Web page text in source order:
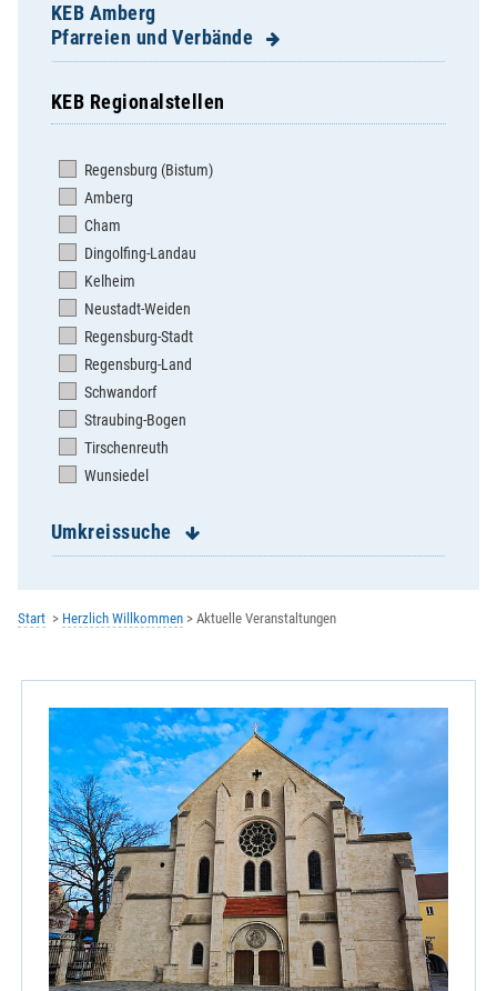
KEB Amberg
Pfarreien und Verbände
Allersburg / St. Michael
Ammerthal / St. Nikolaus
Ehenfeld / St. Michael
Ensdorf / St. Jakob
Freihung / Hl. Dreifaltigkeit
Gebenbach / St. Martin
Großschönbrunn / St. Johann
Hahnbach / St. Jakob
Hausen / St. Georg
Hirschau / Mariä Himmelfahrt
Hl. Dreifaltigkeit
Hl. Familie
Hohenkemnath / Mariä Himmelfahrt
Königstein / St. Michael
Neukirchen / St.Peter und Paul
Paulsdorf / St. Peter und Paul
Poppenricht / St. Michael
Rieden / Mariä Himmelfahrt
Schlicht / St. Georg
Schmidmühlen / St. Ägidius
Schnaittenbach / St. Vitus
St. Georg
St. Josef / Aschach - Raigering
St. Konrad
KEB Regionalstellen
Regensburg (Bistum)
Amberg
Cham
Dingolfing-Landau
Kelheim
Neustadt-Weiden
Regensburg-Stadt
Regensburg-Land
Schwandorf
Straubing-Bogen
Tirschenreuth
Wunsiedel
Umkreissuche
Start Herzlich Willkommen Aktuelle Veranstaltungen